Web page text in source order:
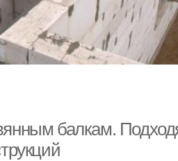
балкам.